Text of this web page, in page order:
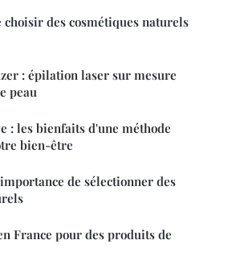
choisir des cosmétiques naturels
: épilation laser sur mesure
peau
: les bienfaits d'une méthode
bien-être
de sélectionner des
France pour des produits de